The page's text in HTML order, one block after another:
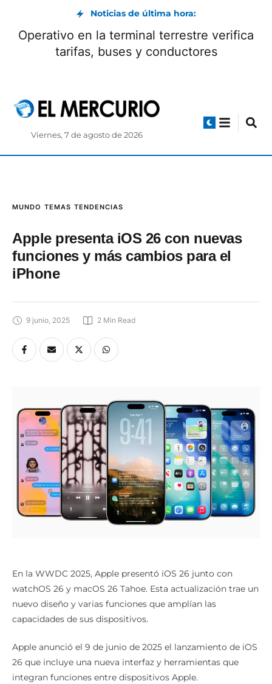
Noticias de última hora:
Operativo en la terminal terrestre verifica
tarifas, buses y conductores
Viernes, 7 de agosto de 2026
MUNDO TEMAS TENDENCIAS
Apple presenta iOS 26 con nuevas
funciones y más cambios para el
iPhone
9 junio, 2025 2 Min Read
En la WWDC 2025, Apple presentó iOS 26 junto con
watchOS 26 y macOS 26 Tahoe. Esta actualización trae un
nuevo diseño y varias funciones que amplían las
capacidades de sus dispositivos.
Apple anunció el 9 de junio de 2025 el lanzamiento de iOS
26 que incluye una nueva interfaz y herramientas que
integran funciones entre dispositivos Apple.